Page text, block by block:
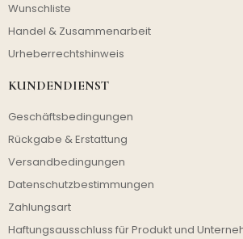
Wunschliste
Handel & Zusammenarbeit
Urheberrechtshinweis
KUNDENDIENST
Geschäftsbedingungen
Rückgabe & Erstattung
Versandbedingungen
Datenschutzbestimmungen
Zahlungsart
Haftungsausschluss für Produkt und